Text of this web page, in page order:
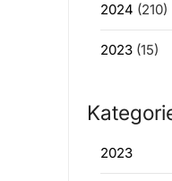
2024 (210)
2023(15)
2023